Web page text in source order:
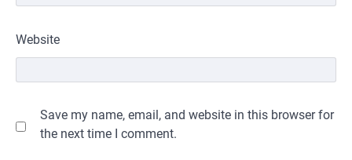
Website
Save my name, email, and website in this browser for
the next time I comment.